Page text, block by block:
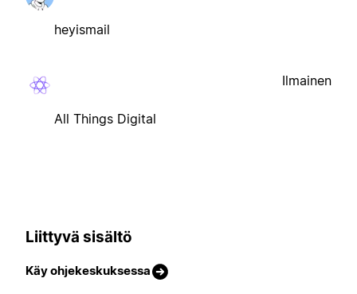
heyismail
All Things Digital
Ilmainen
Liittyvä sisältö
Käy ohjekeskuksessa